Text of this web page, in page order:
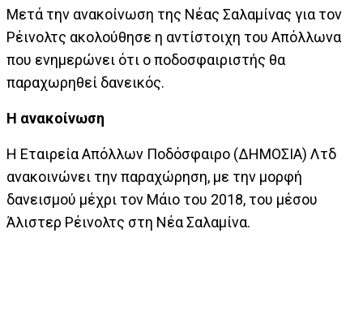
Μετά την ανακοίνωση της Νέας Σαλαμίνας για τον
Ρέινολτς ακολούθησε η αντίστοιχη του Απόλλωνα
που ενημερώνει ότι ο ποδοσφαιριστής θα
παραχωρηθεί δανεικός.
Η ανακοίνωση
H Eταιρεία Απόλλων Ποδόσφαιρο (ΔΗΜΟΣΙΑ) Λτδ
ανακοινώνει την παραχώρηση, με την μορφή
δανεισμού μέχρι τον Μάιο του 2018, του μέσου
Άλιστερ Ρέινολτς στη Νέα Σαλαμίνα.